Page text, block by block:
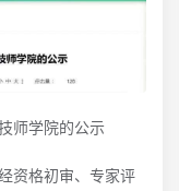
师学院的公示
资格初审、专家评